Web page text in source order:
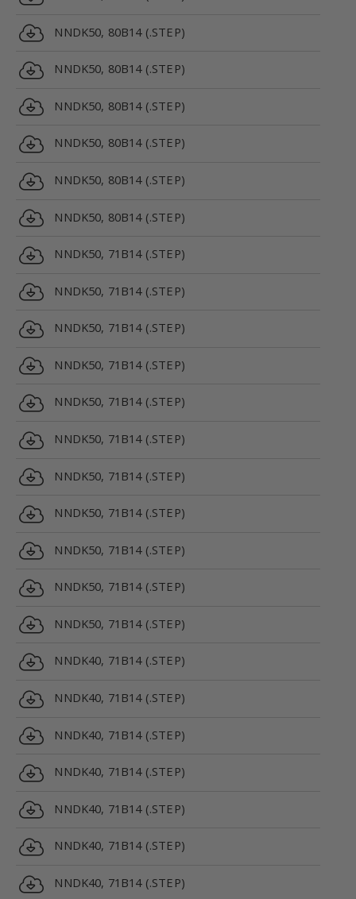
NNDK50, 80B14 (.STEP)
NNDK50, 80B14 (.STEP)
NNDK50, 80B14 (.STEP)
NNDK50, 80B14 (.STEP)
NNDK50, 80B14 (.STEP)
NNDK50, 80B14 (.STEP)
NNDK50, 71B14 (.STEP)
NNDK50, 71B14 (.STEP)
NNDK50, 71B14 (.STEP)
NNDK50, 71B14 (.STEP)
NNDK50, 71B14 (.STEP)
NNDK50, 71B14 (.STEP)
NNDK50, 71B14 (.STEP)
NNDK50, 71B14 (.STEP)
NNDK50, 71B14 (.STEP)
NNDK50, 71B14 (.STEP)
NNDK50, 71B14 (.STEP)
NNDK40, 71B14 (.STEP)
NNDK40, 71B14 (.STEP)
NNDK40, 71B14 (.STEP)
NNDK40, 71B14 (.STEP)
NNDK40, 71B14 (.STEP)
NNDK40, 71B14 (.STEP)
NNDK40, 71B14 (.STEP)